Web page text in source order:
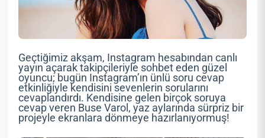
Geçtiğimiz akşam, Instagram hesabından canlı
yayın açarak takipçileriyle sohbet eden güzel
oyuncu; bugün Instagram’ın ünlü soru cevap
etkinliğiyle kendisini sevenlerin sorularını
cevaplandırdı. Kendisine gelen birçok soruya
cevap veren Buse Varol, yaz aylarında sürpriz bir
projeyle ekranlara dönmeye hazırlanıyormuş!